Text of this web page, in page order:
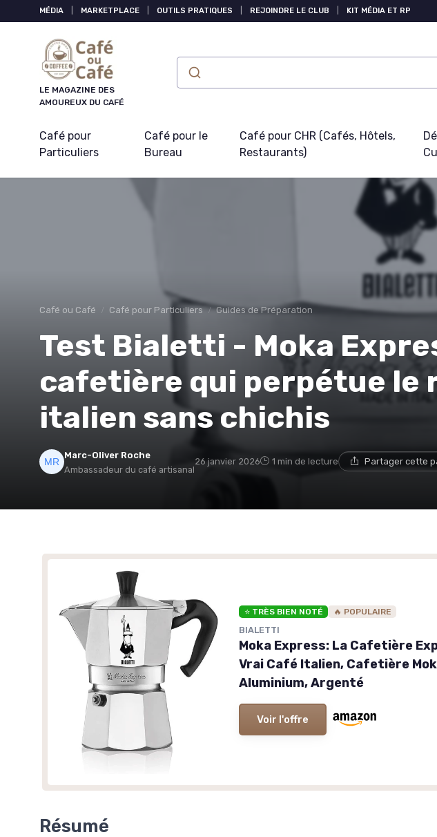
MÉDIA MARKETPLACE OUTILS PRATIQUES REJOINDRE LE CLUB KIT MÉDIA ET RP
LE MAGAZINE DES
AMOUREUX DU CAFÉ
Café pour
Particuliers
Café pour le
Bureau
Café pour CHR (Cafés, Hôtels,
Restaurants)
Café ou Café Café pour Particuliers Guides de Préparation
Test Bialetti - Moka
cafetière qui perpétue le
italien sans chichis
Marc-Oliver Roche
Ambassadeur du café artisanal
26 janvier 2026 1 min de lecture Partager cette
⭐ TRÈS BIEN NOTÉ 🔥 POPULAIRE
BIALETTI
Moka Express: La Cafetière
Vrai Café Italien, Cafetière
Aluminium, Argenté
Voir l'offre
Résumé
Panneau de gestion des cookies